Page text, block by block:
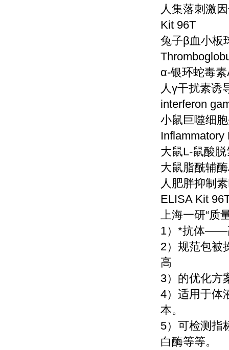
人集落刺激
Kit 96T
兔子β血小板
α-银环蛇毒
人γ干扰素诱
interferon
小鼠巨噬细
Inflammatory
大鼠L-鼠酸
大鼠脂酰辅酶
人肥胖抑制素
ELISA Kit
上海一研“质
1）*抗体——
2）规范包被
高
3）的优化
4）适用于体
本。
5）可检测指
白酶等等。